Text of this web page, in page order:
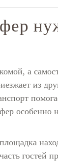
а
из
особенно
площадка
часть гостей